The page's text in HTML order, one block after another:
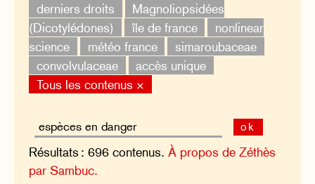
derniers droits
Magnoliopsidées
(Dicotylédones)
île de france
nonlinear
science
météo france
simaroubaceae
convolvulaceae
accès unique
Tous les contenus ×
ok
Résultats : 696 contenus.À propos de Zéthès
par Sambuc.